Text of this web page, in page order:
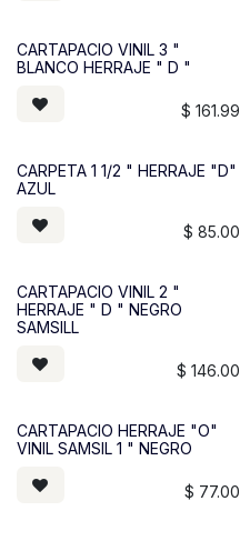
CARTAPACIO VINIL 3 "
BLANCO HERRAJE " D "
$ 161.99
CARPETA 1 1/2 " HERRAJE "D"
AZUL
$ 85.00
CARTAPACIO VINIL 2 "
HERRAJE " D " NEGRO
SAMSILL
$ 146.00
CARTAPACIO HERRAJE "O"
VINIL SAMSIL 1 " NEGRO
$ 77.00